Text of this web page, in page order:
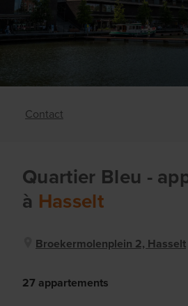
Contact
Quartier Bleu -
à Hasselt
Broekermolenplein 2, Hasselt
27 appartements